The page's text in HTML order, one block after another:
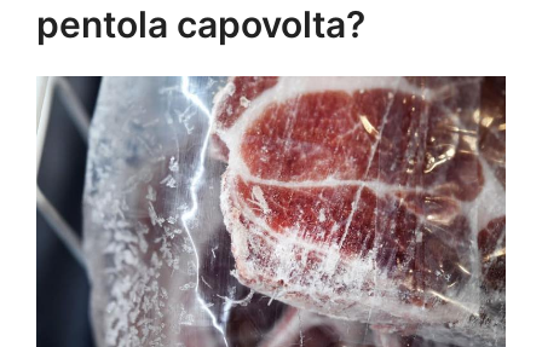
pentola capovolta?